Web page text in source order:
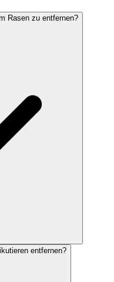
Rasen zu entfernen?
entfernen?